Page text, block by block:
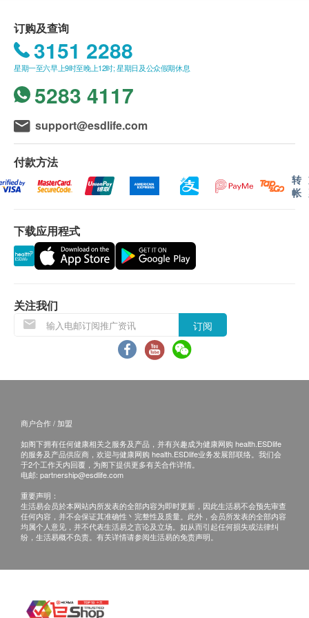
少年。
有效期
本眼睛检查计划有效期为一年，客户须在一年内（自确
认付款日期起算）接受相关检查，客户需提前一个月预
约相关检查，逾期作废。
报告
完成眼睛健康检查后，眼科医生/视光师将当面讲解报
告，所有眼睛检查并非用于医疗诊断或治疗用途。
香港铜锣湾罗素街2号二千年广场3楼
显示地图
星期一至六︰9:30a.m. – 6:00p.m.
星期日及公众假期︰休息
订购及查询
3151 2288
星期一至六早上9时至晚上12时; 星期日及公众假期休息
5283 4117
support@esdlife.com
付款方法
转
帐
下载应用程式
关注我们
订阅
商户合作 / 加盟
如阁下拥有任何健康相关之服务及产品，并有兴趣成为健康网购 health.ESDlife
的服务及产品供应商，欢迎与健康网购 health.ESDlife业务发展部联络。我们会
于2个工作天内回覆，为阁下提供更多有关合作详情。
电邮: partnership@esdlife.com
重要声明：
生活易会员於本网站内所发表的全部内容为即时更新，因此生活易不会预先审查
任何内容，并不会保证其准确性丶完整性及质量。此外，会员所发表的全部内容
均属个人意见，并不代表生活易之言论及立场。如从而引起任何损失或法律纠
纷，生活易概不负责。有关详情请参阅生活易的免责声明。